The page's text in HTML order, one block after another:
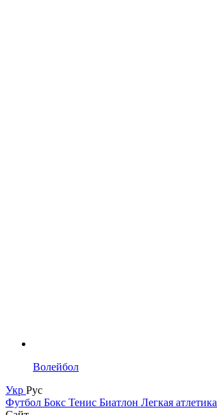
Волейбол
Укр Рус
Футбол Бокс Тенис Биатлон Легкая атлетика